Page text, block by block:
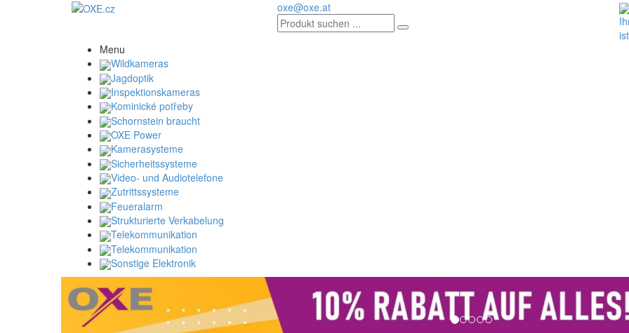
oxe@oxe.at
Menu
Wildkameras
Jagdoptik
Inspektionskameras
Kominické potřeby
Schornstein braucht
OXE Power
Kamerasysteme
Sicherheitssysteme
Video- und Audiotelefone
Zutrittssysteme
Feueralarm
Strukturierte Verkabelung
Telekommunikation
Telekommunikation
Sonstige Elektronik